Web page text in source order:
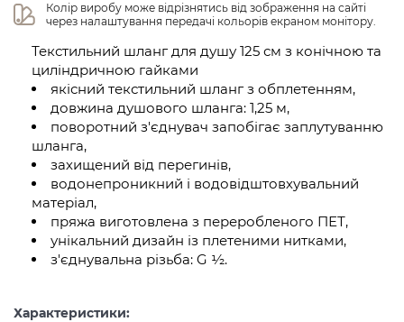
Колір виробу може відрізнятись від зображення на сайті
через налаштування передачі кольорів екраном монітору.
Текстильний шланг для душу 125 см з конічною та
циліндричною гайками
якісний текстильний шланг з обплетенням,
довжина душового шланга: 1,25 м,
поворотний з'єднувач запобігає заплутуванню
шланга,
захищений від перегинів,
водонепроникний і водовідштовхувальний
матеріал,
пряжа виготовлена з переробленого ПЕТ,
унікальний дизайн із плетеними нитками,
з'єднувальна різьба: G ½.
Характеристики: